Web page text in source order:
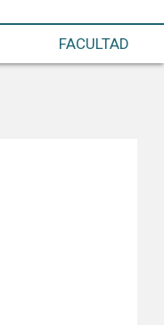
FACULTAD